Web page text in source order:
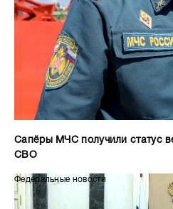
Сапёры МЧС получили статус
СВО
Федеральные новости